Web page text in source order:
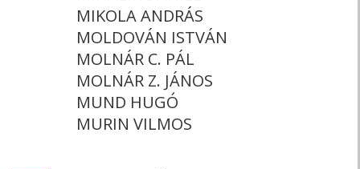
MIKOLA ANDRÁS
MOLDOVÁN ISTVÁN
MOLNÁR C. PÁL
MOLNÁR Z. JÁNOS
MUND HUGÓ
MURIN VILMOS